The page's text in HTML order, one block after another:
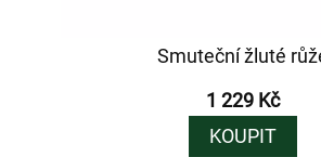
Smuteční žluté
1 229 Kč
KOUPIT